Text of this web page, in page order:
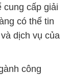
cung cấp giải
có thể tin
dịch vụ của
công